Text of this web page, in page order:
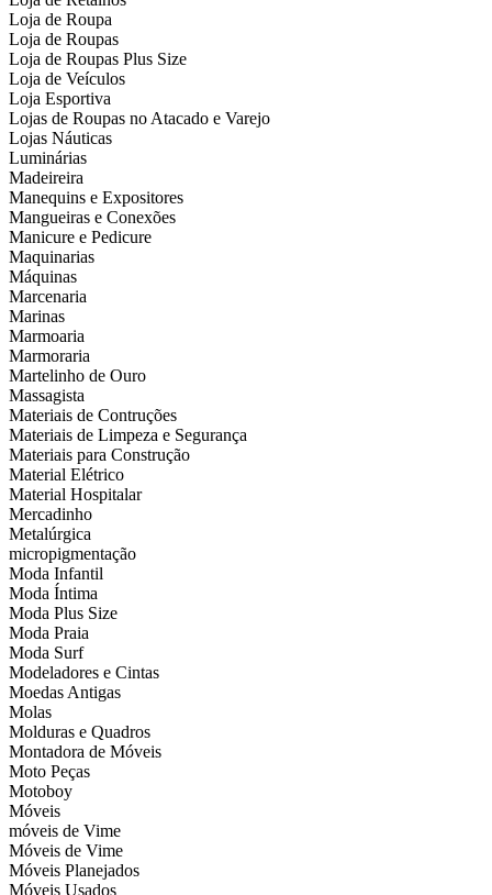
Loja de Roupa
Loja de Roupas
Loja de Roupas Plus Size
Loja de Veículos
Loja Esportiva
Lojas de Roupas no Atacado e Varejo
Lojas Náuticas
Luminárias
Madeireira
Manequins e Expositores
Mangueiras e Conexões
Manicure e Pedicure
Maquinarias
Máquinas
Marcenaria
Marinas
Marmoaria
Marmoraria
Martelinho de Ouro
Massagista
Materiais de Contruções
Materiais de Limpeza e Segurança
Materiais para Construção
Material Elétrico
Material Hospitalar
Mercadinho
Metalúrgica
micropigmentação
Moda Infantil
Moda Íntima
Moda Plus Size
Moda Praia
Moda Surf
Modeladores e Cintas
Moedas Antigas
Molas
Molduras e Quadros
Montadora de Móveis
Moto Peças
Motoboy
Móveis
móveis de Vime
Móveis de Vime
Móveis Planejados
Móveis Usados